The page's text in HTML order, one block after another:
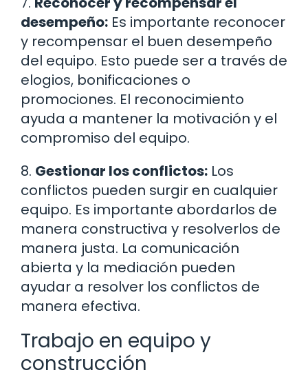
desempeño: Es importante reconocer
y recompensar el buen desempeño
del equipo. Esto puede ser a través de
elogios, bonificaciones o
promociones. El reconocimiento
ayuda a mantener la motivación y el
compromiso del equipo.
8. Gestionar los conflictos: Los
conflictos pueden surgir en cualquier
equipo. Es importante abordarlos de
manera constructiva y resolverlos de
manera justa. La comunicación
abierta y la mediación pueden
ayudar a resolver los conflictos de
manera efectiva.
Trabajo en equipo y
construcción